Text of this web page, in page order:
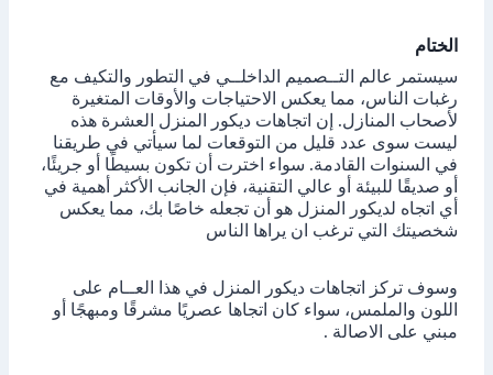
الختام
سيستمر عالم التــصميم الداخلــي في التطور والتكيف مع
رغبات الناس، مما يعكس الاحتياجات والأوقات المتغيرة
لأصحاب المنازل. إن اتجاهات ديكور المنزل العشرة هذه
ليست سوى عدد قليل من التوقعات لما سيأتي في طريقنا
في السنوات القادمة. سواء اخترت أن تكون بسيطًا أو جريئًا،
أو صديقًا للبيئة أو عالي التقنية، فإن الجانب الأكثر أهمية في
أي اتجاه لديكور المنزل هو أن تجعله خاصًا بك، مما يعكس
شخصيتك التي ترغب ان يراها الناس
وسوف تركز اتجاهات ديكور المنزل في هذا العــام على
اللون والملمس، سواء كان اتجاها عصريًا مشرقًا ومبهجًا أو
مبني على الاصالة .